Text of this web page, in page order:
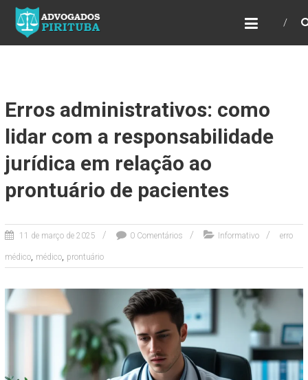
ADVOGADOS PIRITUBA
Precisando de advogado? Entre em contato!
Fazemos toda a assessoria que você
Erros administrativos: como
lidar com a responsabilidade
jurídica em relação ao
prontuário de pacientes
11 de março de 2025 0 Comentários Informativo erro
médico, médico, prontuário